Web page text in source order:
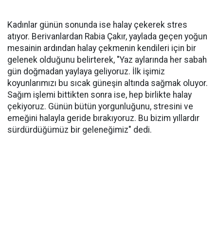
Kadınlar günün sonunda ise halay çekerek stres
atıyor. Berivanlardan Rabia Çakır, yaylada geçen yoğun
mesainin ardından halay çekmenin kendileri için bir
gelenek olduğunu belirterek, "Yaz aylarında her sabah
gün doğmadan yaylaya geliyoruz. İlk işimiz
koyunlarımızı bu sıcak güneşin altında sağmak oluyor.
Sağım işlemi bittikten sonra ise, hep birlikte halay
çekiyoruz. Günün bütün yorgunluğunu, stresini ve
emeğini halayla geride bırakıyoruz. Bu bizim yıllardır
sürdürdüğümüz bir geleneğimiz" dedi.